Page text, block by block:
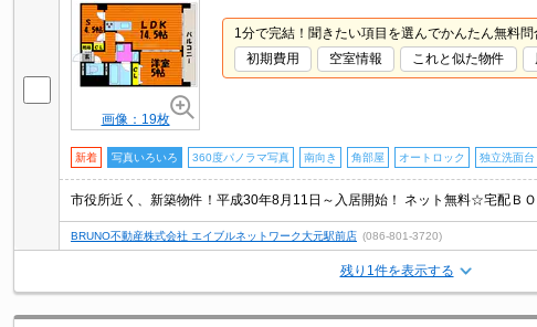
画像：19枚
1分で完結！聞きたい項目を選んでかんたん無料問
初期費用
空室情報 これと似た物件
新着 写真いろいろ 360度パノラマ写真 南向き 角部屋 オートロック 独立洗面台
市役所近く、新築物件！平成30年8月11日～入居開始！ ネット無料☆宅配Ｂ
BRUNO不動産株式会社 エイブルネットワーク大元駅前店 (086-801-3720)
残り1件を表示する